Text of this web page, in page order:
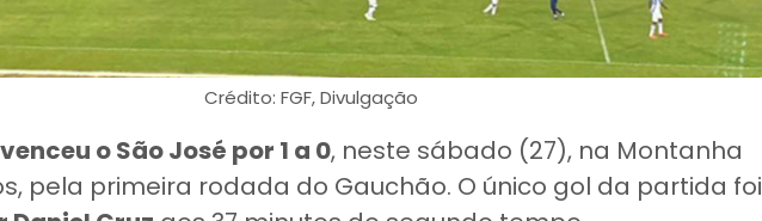
Crédito: FGF, Divulgação
o São José por 1 a 0, neste sábado (27), na Montanha
pela primeira rodada do Gauchão. O único gol da partida foi